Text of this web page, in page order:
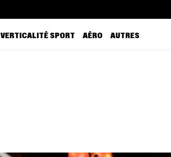
VERTICALITÉ SPORT AÉRO AUTRES